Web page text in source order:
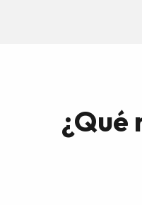
¿Qué